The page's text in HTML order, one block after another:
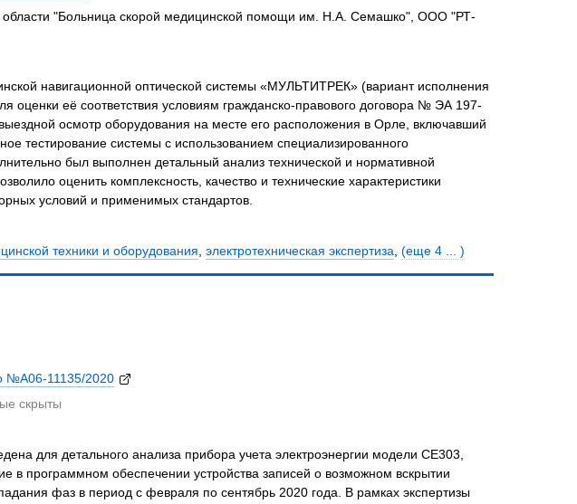
11133/2021
"Больница скорой медицинской помощи им. Н.А. Семашко", ООО "РТ-
навигационной оптической системы «МУЛЬТИТРЕК» (вариант исполнения
её соответствия условиям гражданско-правового договора № ЭА 197-
осмотр оборудования на месте его расположения в Орле, включавший
тестирование системы с использованием специализированного
был выполнен детальный анализ технической и нормативной
оценить комплексность, качество и технические характеристики
условий и применимых стандартов.
техники и оборудования,электротехническая экспертиза,(еще 4 ... )
№А06-11135/2020
для детального анализа прибора учета электроэнергии модели СЕ303,
в программном обеспечении устройства записей о возможном вскрытии